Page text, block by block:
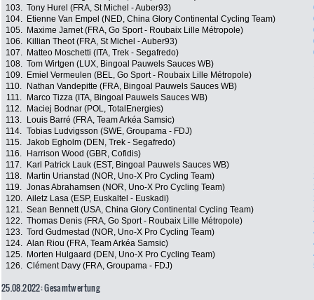
103. Tony Hurel (FRA, St Michel - Auber93)
104.
Etienne Van Empel (NED, China Glory Continental Cycling Team)
105.
Maxime Jarnet (FRA, Go Sport - Roubaix Lille Métropole)
106.
Killian Theot (FRA, St Michel - Auber93)
107.
Matteo Moschetti (ITA, Trek - Segafredo)
108. Tom Wirtgen (LUX, Bingoal Pauwels Sauces WB)
109.
Emiel Vermeulen (BEL, Go Sport - Roubaix Lille Métropole)
110.
Nathan Vandepitte (FRA, Bingoal Pauwels Sauces WB)
111.
Marco Tizza (ITA, Bingoal Pauwels Sauces WB)
112.
Maciej Bodnar (POL, TotalEnergies)
113.
Louis Barré (FRA, Team Arkéa Samsic)
114. Tobias Ludvigsson (SWE, Groupama - FDJ)
115. Jakob Egholm (DEN, Trek - Segafredo)
116.
Harrison Wood (GBR, Cofidis)
117.
Karl Patrick Lauk (EST, Bingoal Pauwels Sauces WB)
118.
Martin Urianstad (NOR, Uno-X Pro Cycling Team)
119. Jonas Abrahamsen (NOR, Uno-X Pro Cycling Team)
120. Ailetz Lasa (ESP, Euskaltel - Euskadi)
121. Sean Bennett (USA, China Glory Continental Cycling Team)
122. Thomas Denis (FRA, Go Sport - Roubaix Lille Métropole)
123. Tord Gudmestad (NOR, Uno-X Pro Cycling Team)
124. Alan Riou (FRA, Team Arkéa Samsic)
125.
Morten Hulgaard (DEN, Uno-X Pro Cycling Team)
126. Clément Davy (FRA, Groupama - FDJ)
25.08.2022: Gesamtwertung